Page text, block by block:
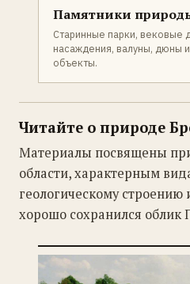
Памятники
Старинные парки, вековые
насаждения, валуны, дюны
объекты.
Читайте о природе
Материалы посвящены
области, характерным
геологическому строению
хорошо сохранился облик